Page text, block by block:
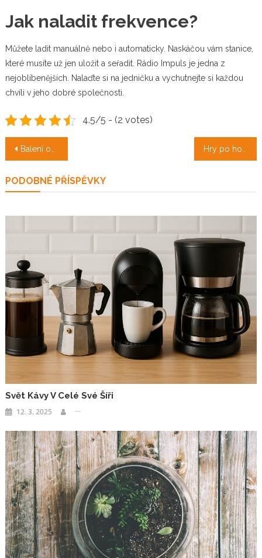
Jak naladit frekvence?
Můžete ladit manuálně nebo i automaticky. Naskáčou vám stanice,
které musíte už jen uložit a seřadit. Rádio Impuls je jedna z
nejoblíbenějších. Nalaďte si na jedničku a vychutnejte si každou
chvíli v jeho dobré společnosti.
4.5/5 - (2 votes)
Navigace
příspěvek
Balení obálek
PODOBNÉ PŘÍSPĚVKY
Svět Kávy V Celé Své Šíři
12. 3. 2025